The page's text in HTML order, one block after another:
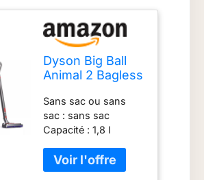
Dyson Big Ball
Animal 2 Bagless
Cleaner
Sans sac ou sans
sac : sans sac
Capacité : 1,8 l
ERP de qualité A -
Filtre lavable à vie